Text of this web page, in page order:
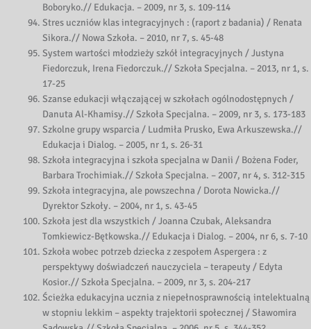
Boboryko.// Edukacja. – 2009, nr 3, s. 109-114
Stres uczniów klas integracyjnych : (raport z badania) / Renata
Sikora.// Nowa Szkoła. – 2010, nr 7, s. 45-48
System wartości młodzieży szkół integracyjnych / Justyna
Fiedorczuk, Irena Fiedorczuk.// Szkoła Specjalna. – 2013, nr 1, s.
17-25
Szanse edukacji włączającej w szkołach ogólnodostępnych /
Danuta Al-Khamisy.// Szkoła Specjalna. – 2009, nr 3, s. 173-183
Szkolne grupy wsparcia / Ludmiła Prusko, Ewa Arkuszewska.//
Edukacja i Dialog. – 2005, nr 1, s. 26-31
Szkoła integracyjna i szkoła specjalna w Danii / Bożena Foder,
Barbara Trochimiak.// Szkoła Specjalna. – 2007, nr 4, s. 312-315
Szkoła integracyjna, ale powszechna / Dorota Nowicka.//
Dyrektor Szkoły. – 2004, nr 1, s. 43-45
Szkoła jest dla wszystkich / Joanna Czubak, Aleksandra
Tomkiewicz-Bętkowska.// Edukacja i Dialog. – 2004, nr 6, s. 7-10
Szkoła wobec potrzeb dziecka z zespołem Aspergera : z
perspektywy doświadczeń nauczyciela – terapeuty / Edyta
Kosior.// Szkoła Specjalna. – 2009, nr 3, s. 204-217
Ścieżka edukacyjna ucznia z niepełnosprawnością intelektualną
w stopniu lekkim – aspekty trajektorii społecznej / Sławomira